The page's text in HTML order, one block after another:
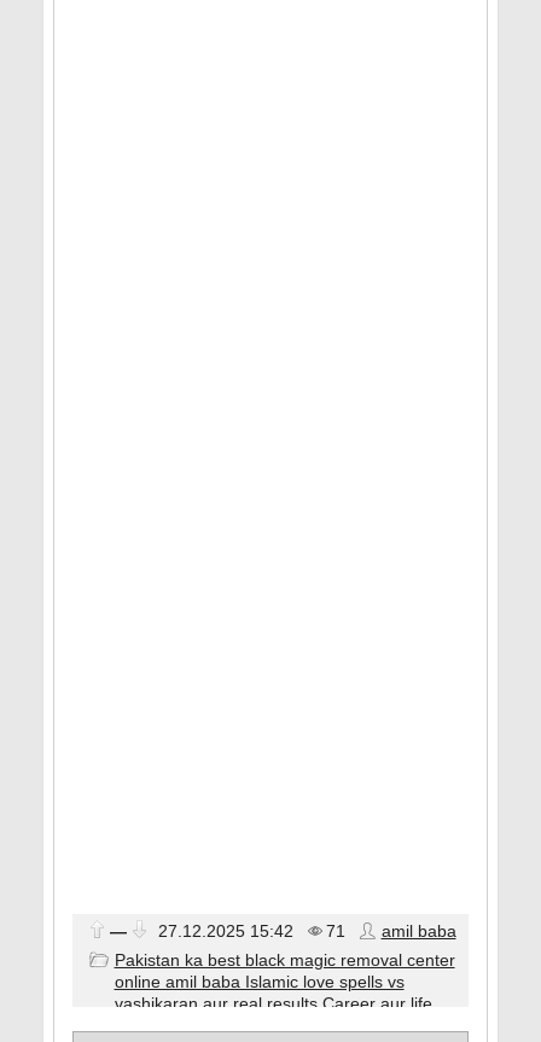
— 27.12.2025 15:42 71
amil baba
Pakistan ka best black magic removal center
online amil baba Islamic love spells vs
vashikaran aur real results Career aur life